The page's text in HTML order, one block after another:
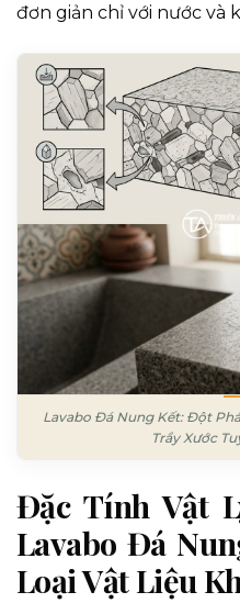
đơn giản chỉ với nước và
Lavabo Đá Nung Kết: Đột
Trầy Xước
Đặc Tính Vật
Lavabo Đá
Loại Vật Liệu